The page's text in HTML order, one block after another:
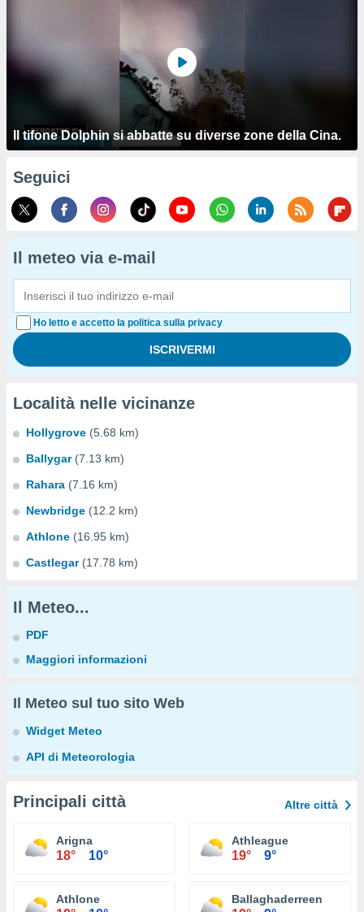
Il tifone Dolphin si abbatte su diverse zone della Cina.
Seguici
Il meteo via e-mail
Ho letto e accetto la politica sulla privacy
Località nelle vicinanze
Hollygrove (5.68 km)
Ballygar (7.13 km)
Rahara (7.16 km)
Newbridge (12.2 km)
Athlone (16.95 km)
Castlegar (17.78 km)
Il Meteo...
PDF
Maggiori informazioni
Il Meteo sul tuo sito Web
Widget Meteo
API di Meteorologia
Principali città Altre città
Arigna
18° 10°
Athleague
19° 9°
Athlone Ballaghaderreen